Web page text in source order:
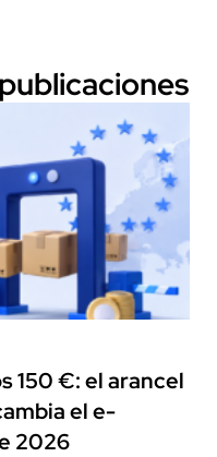
150 €: el arancel
el e-
2026